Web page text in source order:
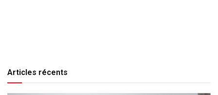
Articles récents